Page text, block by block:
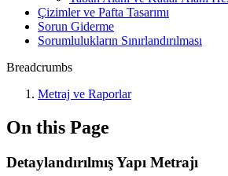
Çizimler ve Pafta Tasarımı
Sorun Giderme
Sorumlulukların Sınırlandırılması
Breadcrumbs
Metraj ve Raporlar
On this Page
Detaylandırılmış Yapı Metrajı